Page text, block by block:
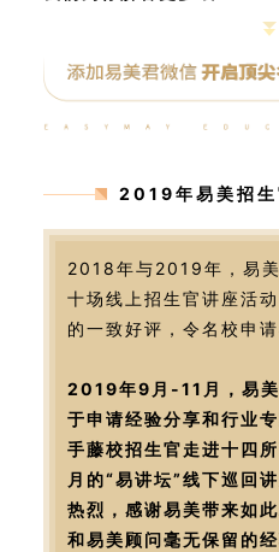
2019年易美招生
2018年与2019年，易
十场线上招生官讲座活
的一致好评，令名校申请
2019年9月-11月，易美
于申请经验分享和行业
手藤校招生官走进十四
月的“易讲坛”线下巡回
热烈，感谢易美带来如
和易美顾问毫无保留的经